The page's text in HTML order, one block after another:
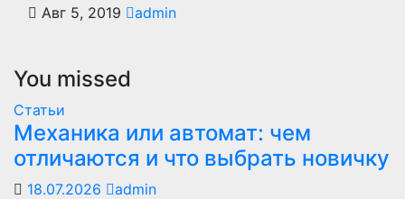
Авг 5, 2019 admin
You missed
Статьи
Механика или автомат: чем
отличаются и что выбрать новичку
18.07.2026
admin